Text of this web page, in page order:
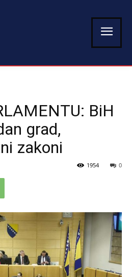
BiH
grad,
zakoni
0
1954